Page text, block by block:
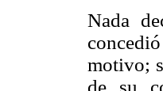
Nada
motivo;